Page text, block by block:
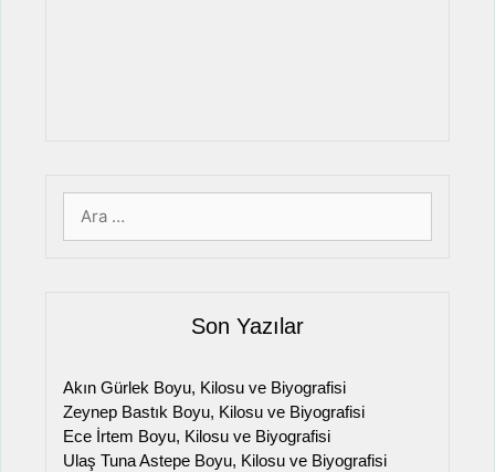
ara
Son Yazılar
Akın Gürlek Boyu, Kilosu ve Biyografisi
Zeynep Bastık Boyu, Kilosu ve Biyografisi
Ece İrtem Boyu, Kilosu ve Biyografisi
Ulaş Tuna Astepe Boyu, Kilosu ve Biyografisi